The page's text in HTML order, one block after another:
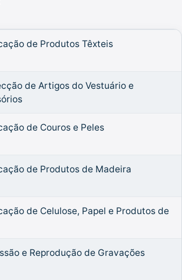
de Produtos Têxteis
de Artigos do Vestuário e
de Couros e Peles
de Produtos de Madeira
de Celulose, Papel e Produtos de
e Reprodução de Gravações